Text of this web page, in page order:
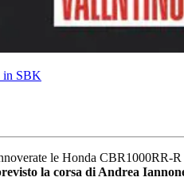
in SBK
le Honda CBR1000RR-
la corsa di Andrea